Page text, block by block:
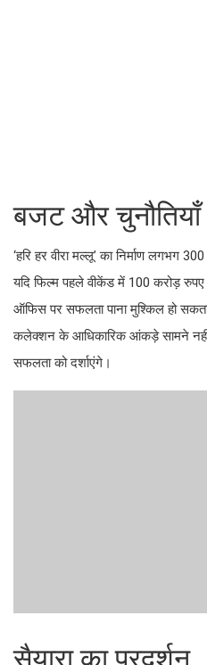
बजट और चुनौतियाँ
‘हरि हर वीरा मल्लू’ का निर्माण लगभग
यदि फिल्म पहले वीकेंड में 100 करोड़ रुपए
ऑफिस पर सफलता पाना मुश्किल हो
कलेक्शन के आधिकारिक आंकड़े सामने नहीं
सफलता को दर्शाएंगे।